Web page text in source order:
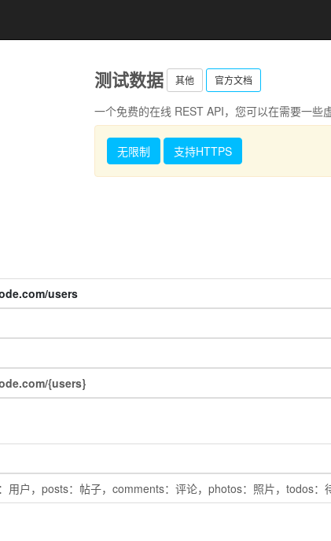
测试数据 其他 官方文档
一个免费的在线 REST API，您可以在需要一些
无限制 支持HTTPS
users
{users}
用户，posts：帖子，comments：评论，photos：照片，todos：